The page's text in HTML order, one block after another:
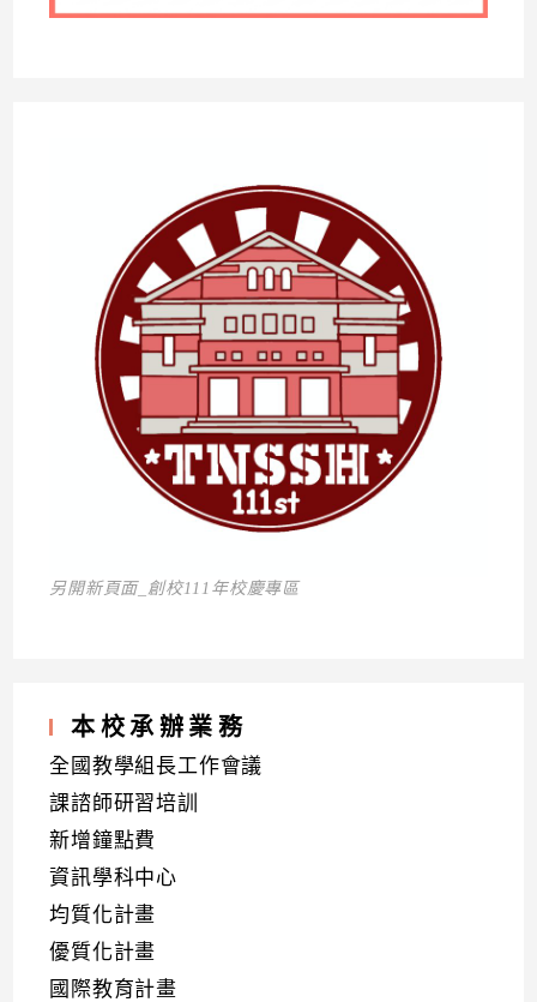
另開新頁面_創校111年校慶專區
本校承辦業務
全國教學組長工作會議
課諮師研習培訓
新增鐘點費
資訊學科中心
均質化計畫
優質化計畫
國際教育計畫